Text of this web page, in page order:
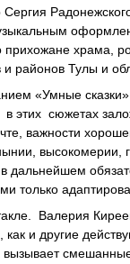
храма,
районов Тулы и
«Умные сказки»
этих сюжетах
важности
высокомерии,
дальнейшем
только
Валерия
и другие
смешанные